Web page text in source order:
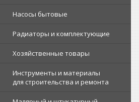
Насосы бытовые
Радиаторы и комплектующие
Хозяйственные товары
Инструменты и материалы
для строительства и ремонта